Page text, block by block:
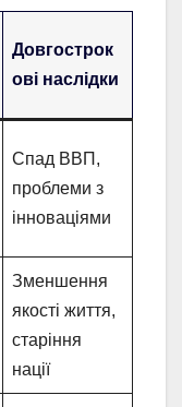
Довгострок
ові наслідки
Спад ВВП,
проблеми з
інноваціями
Зменшення
якості життя,
старіння
нації